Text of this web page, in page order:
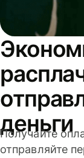
деньги
Получайте
отправляйте